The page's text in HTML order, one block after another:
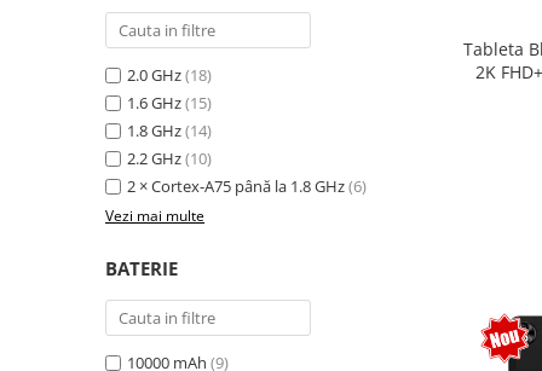
2.0 GHz(18)
1.6 GHz(15)
1.8 GHz(14)
2.2 GHz(10)
2 × Cortex-A75 până la 1.8 GHz(6)
Vezi mai multe
BATERIE
10000 mAh (9)
Tableta
2K